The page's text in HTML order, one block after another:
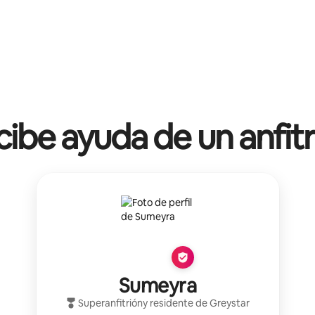
ayuda de un
Sumeyra
Superanfitrióny residente deGreystar